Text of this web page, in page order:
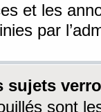
et les
par
sujets
sont